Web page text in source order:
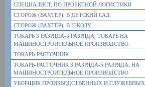
СПЕЦИАЛИСТ, ПО ПРОЕКТНОЙ ЛОГИСТИКИ
СТОРОЖ (ВАХТЕР), В ДЕТСКИЙ САД
СТОРОЖ (ВАХТЕР), В ШКОЛУ
ТОКАРЬ 3 РАЗРЯДА-5 РАЗРЯДА, ТОКАРЬ НА
МАШИНОСТРОИТЕЛЬНОЕ ПРОИЗВОДСТВО.
ТОКАРЬ-РАСТОЧНИК
ТОКАРЬ-РАСТОЧНИК 3 РАЗРЯДА-5 РАЗРЯДА, НА
МАШИНОСТРОИТЕЛЬНОЕ ПРОИЗВОДСТВО
УБОРЩИК ПРОИЗВОДСТВЕННЫХ И СЛУЖЕБНЫХ